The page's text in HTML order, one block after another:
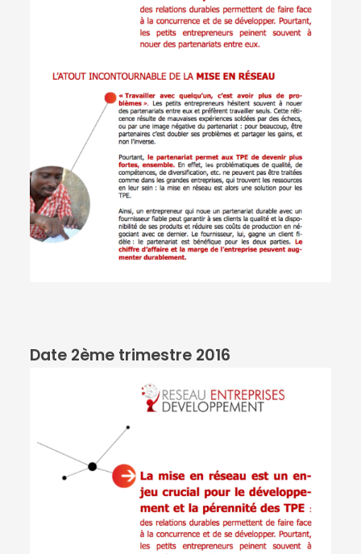
Date 2ème trimestre 2016